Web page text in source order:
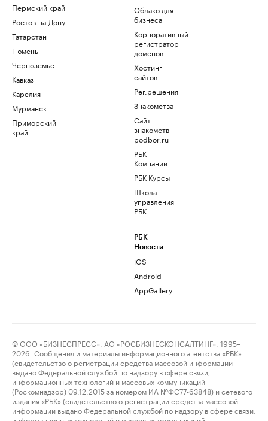
Пермский край
Ростов-на-Дону
Татарстан
Тюмень
Черноземье
Кавказ
Карелия
Мурманск
Приморский
край
Облако для
бизнеса
Корпоративный
регистратор
доменов
Хостинг
сайтов
Рег.решения
Знакомства
Сайт
знакомств
podbor.ru
РБК
Компании
РБК Курсы
Школа
управления
РБК
РБК
Новости
iOS
Android
AppGallery
© ООО «БИЗНЕСПРЕСС», АО «РОСБИЗНЕСКОНСАЛТИНГ», 1995–
2026. Сообщения и материалы информационного агентства «РБК»
(свидетельство о регистрации средства массовой информации
выдано Федеральной службой по надзору в сфере связи,
информационных технологий и массовых коммуникаций
(Роскомнадзор) 09.12.2015 за номером ИА №ФС77-63848) и сетевого
издания «РБК» (свидетельство о регистрации средства массовой
информации выдано Федеральной службой по надзору в сфере связи,